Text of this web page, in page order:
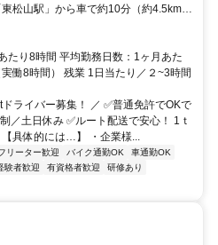
松山駅」から車で約10分（約4.5km）
15分（約6.5km）
たり8時間 平均勤務日数：1ヶ月あた
働8時間） 残業 1日当たり／２~3時間
ライバー募集！ ／ ✅普通免許でOKで
／土日休み ✅ルート配送で安心！ 1ｔ
具体的には…】 ・企業様...
リーター歓迎 バイク通勤OK
車通勤OK
験者歓迎 有資格者歓迎
研修あり